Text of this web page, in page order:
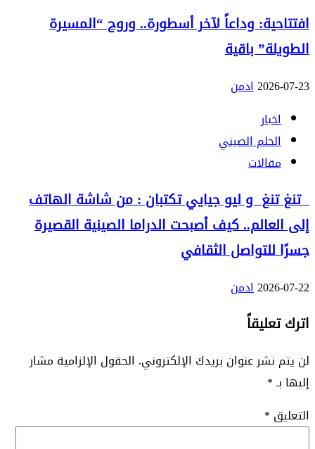
افتتاحية: وداعاً لآخر أسطورة.. وروح “المسيرة
الطويلة” باقية
2026-07-23ادمن
اخبار
الحلم الصيني
مقالات
تنغ تنغ و ليو جيايي تكتبان : من شاشة الهاتف
إلى العالم.. كيف أصبحت الدراما الصينية القصيرة
جسرًا للتواصل الثقافي
2026-07-22ادمن
اترك تعليقاً
لن يتم نشر عنوان بريدك الإلكتروني. الحقول الإلزامية مشار
إليها بـ*
التعليق *